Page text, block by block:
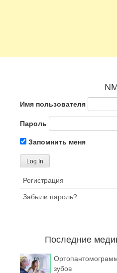
Имя пользователя
Пароль
Запомнить меня
Регистрация
Забыли пароль?
Последние
зубов